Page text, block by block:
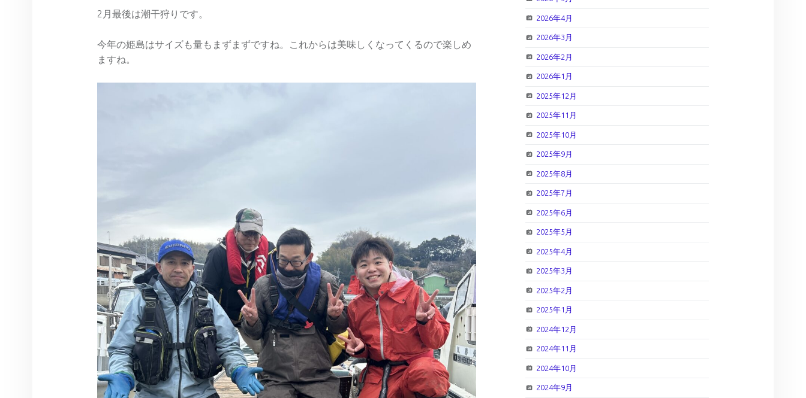
2月最後は潮干狩りです。
今年の姫島はサイズも量もまずまずですね。これからは美味しくなってくるので楽しめ
ますね。
2026年4月
2026年3月
2026年2月
2026年1月
2025年12月
2025年11月
2025年10月
2025年9月
2025年8月
2025年7月
2025年6月
2025年5月
2025年4月
2025年3月
2025年2月
2025年1月
2024年12月
2024年11月
2024年10月
2024年9月